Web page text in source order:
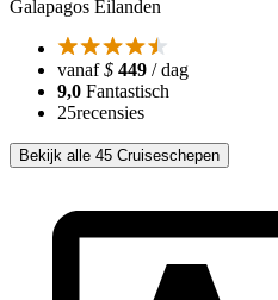
Galapagos Eilanden
vanaf$ 449 / dag
9,0 Fantastisch
25recensies
Bekijk alle 45 Cruiseschepen